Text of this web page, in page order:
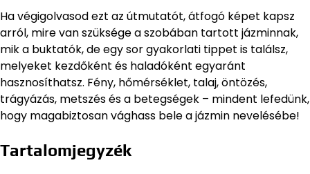
Ha végigolvasod ezt az útmutatót, átfogó képet kapsz
arról, mire van szüksége a szobában tartott jázminnak,
mik a buktatók, de egy sor gyakorlati tippet is találsz,
melyeket kezdőként és haladóként egyaránt
hasznosíthatsz. Fény, hőmérséklet, talaj, öntözés,
trágyázás, metszés és a betegségek – mindent lefedünk,
hogy magabiztosan vághass bele a jázmin nevelésébe!
Tartalomjegyzék